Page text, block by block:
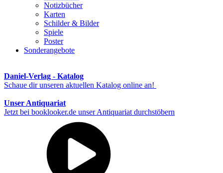
Notizbücher
Karten
Schilder & Bilder
Spiele
Poster
Sonderangebote
Daniel-Verlag - Katalog
Schaue dir unseren aktuellen Katalog online an!
Unser Antiquariat
Jetzt bei booklooker.de unser Antiquariat durchstöbern